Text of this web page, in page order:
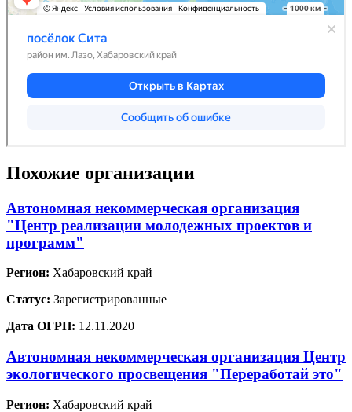
Похожие организации
Автономная некоммерческая организация
"Центр реализации молодежных проектов и
программ"
Регион: Хабаровский край
Статус: Зарегистрированные
Дата ОГРН: 12.11.2020
Автономная некоммерческая организация Центр
экологического просвещения "Переработай это"
Регион: Хабаровский край